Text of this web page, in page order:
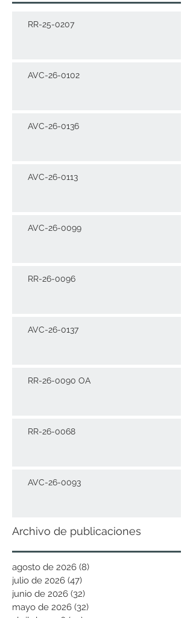
RR-25-0207
AVC-26-0102
AVC-26-0136
AVC-26-0113
AVC-26-0099
RR-26-0096
AVC-26-0137
RR-26-0090 OA
RR-26-0068
AVC-26-0093
Archivo de publicaciones
agosto de 2026 (8)
julio de 2026 (47)
junio de 2026 (32)
mayo de 2026 (32)